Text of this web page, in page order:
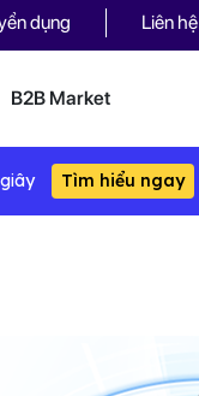
dụng Liên hệ
B2B Market
Tìm hiểu ngay